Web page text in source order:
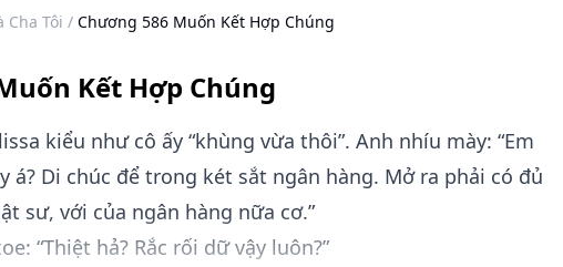
Cha Tôi / Chương 586 Muốn Kết Hợp Chúng
Kết Hợp Chúng
kiểu như cô ấy “khùng vừa thôi”. Anh nhíu mày: “Em
á? Di chúc để trong két sắt ngân hàng. Mở ra phải có đủ
sư, với của ngân hàng nữa cơ.”
“Thiệt hả? Rắc rối dữ vậy luôn?”